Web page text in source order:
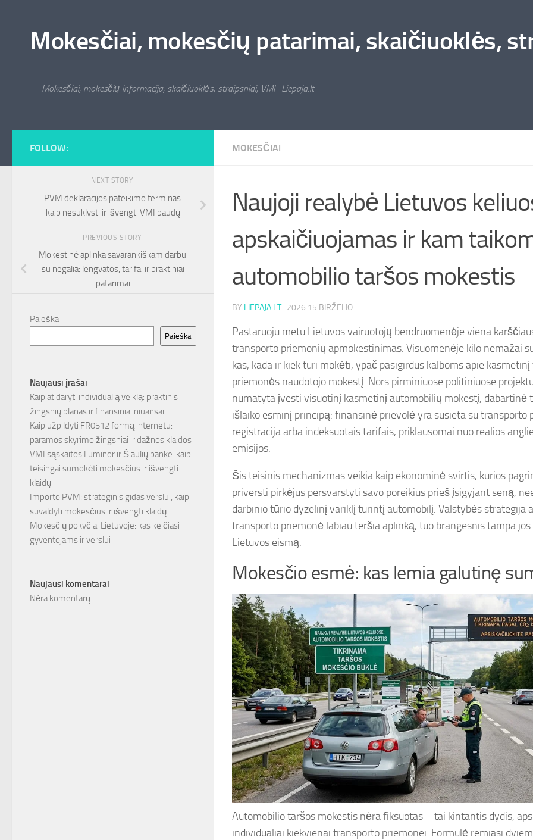
Mokesčiai, mokesčių patarimai, skaičiuoklės,
Mokesčiai, mokesčių informacija, skaičiuoklės, straipsniai, VMI -Liepaja.lt
MOKESČIAI
Naujoji realybė Lietuvos
apskaičiuojamas ir kam
automobilio taršos mokestis
BY LIEPAJA.LT · 2026 15 BIRŽELIO
Pastaruoju metu Lietuvos vairuotojų bendruomenėje viena
transporto priemonių apmokestinimas. Visuomenėje kilo nemažai
kas, kada ir kiek turi mokėti, ypač pasigirdus kalboms apie
priemonės naudotojo mokestį. Nors pirminiuose politiniuose
numatyta įvesti visuotinį kasmetinį automobilių mokestį, dabartinė
išlaiko esminį principą: finansinė prievolė yra susieta su transporto
registracija arba indeksuotais tarifais, priklausomai nuo realios
emisijos.
Šis teisinis mechanizmas veikia kaip ekonominė svirtis, kurios
priversti pirkėjus persvarstyti savo poreikius prieš įsigyjant seną,
darbinio tūrio dyzelinį variklį turintį automobilį. Valstybės strategija
transporto priemonė labiau teršia aplinką, tuo brangesnis tampa
Lietuvos eismą.
Mokesčio esmė: kas lemia galutinę
Automobilio taršos mokestis nėra fiksuotas – tai kintantis dydis,
individualiai kiekvienai transporto priemonei. Formulė remiasi
FOLLOW:
NEXT STORY
PVM deklaracijos pateikimo terminas:
kaip nesuklysti ir išvengti VMI baudų
PREVIOUS STORY
Mokestinė aplinka savarankiškam darbui
su negalia: lengvatos, tarifai ir praktiniai
patarimai
Paieška
Paieška
Naujausi įrašai
Kaip atidaryti individualią veiklą: praktinis
žingsnių planas ir finansiniai niuansai
Kaip užpildyti FR0512 formą internetu:
paramos skyrimo žingsniai ir dažnos klaidos
VMI sąskaitos Luminor ir Šiaulių banke: kaip
teisingai sumokėti mokesčius ir išvengti
klaidų
Importo PVM: strateginis gidas verslui, kaip
suvaldyti mokesčius ir išvengti klaidų
Mokesčių pokyčiai Lietuvoje: kas keičiasi
gyventojams ir verslui
Naujausi komentarai
Nėra komentarų.